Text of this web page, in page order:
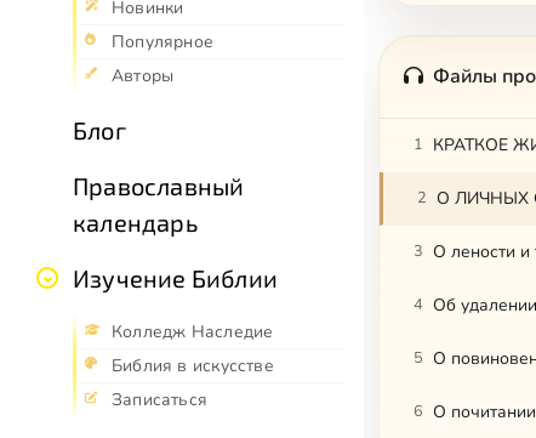
Новинки
Популярное
Авторы
Блог
Православный
календарь
Изучение Библии
Колледж Наследие
Библия в искусстве
Записаться
Файлы
1 КРАТКОЕ
2 О ЛИЧНЫХ
3 О лености и
4 Об
5 О
6 О